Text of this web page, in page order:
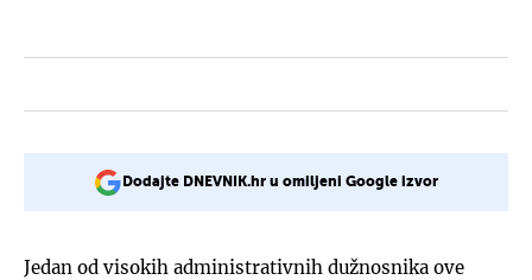
Dodajte DNEVNIK.hr u omiljeni Google izvor
Jedan od visokih administrativnih dužnosnika ove